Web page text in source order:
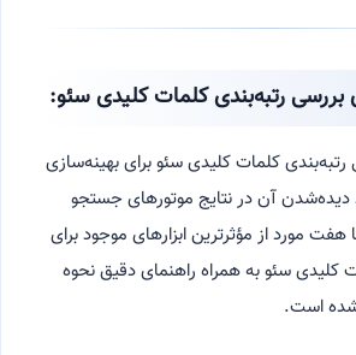
کلمات کلیدی سئو برای بهینه‌سازی
آن در نتایج موتورهای جستجو
مورد از مؤثرترین ابزارهای موجود برای
کلیدی سئو به همراه راهنمای دقیق نحوه
شده است.